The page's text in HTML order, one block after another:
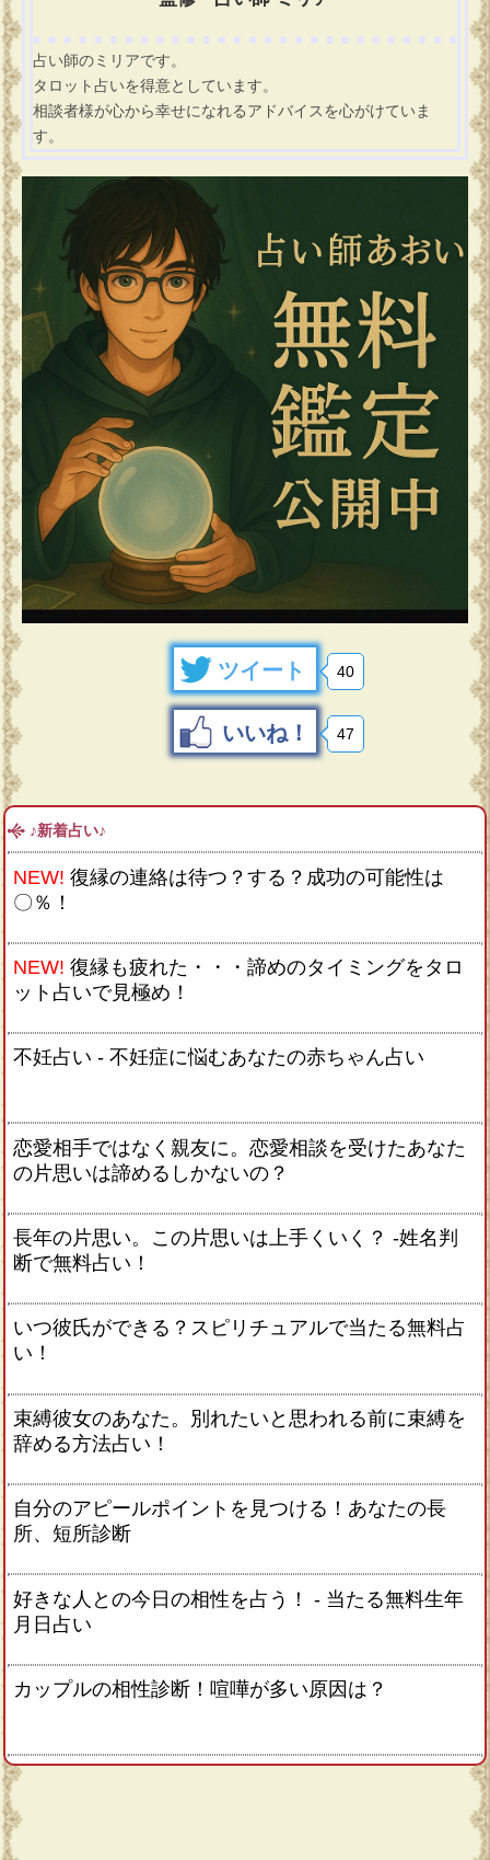
占い師のミリアです。
タロット占いを得意としています。
相談者様が心から幸せになれるアドバイスを心がけていま
す。
ツイート 40
いいね！ 47
♪新着占い♪
NEW! 復縁の連絡は待つ？する？成功の可能性は
〇％！
NEW! 復縁も疲れた・・・諦めのタイミングをタロ
ット占いで見極め！
不妊占い - 不妊症に悩むあなたの赤ちゃん占い
恋愛相手ではなく親友に。恋愛相談を受けたあなた
の片思いは諦めるしかないの？
長年の片思い。この片思いは上手くいく？ -姓名判
断で無料占い！
いつ彼氏ができる？スピリチュアルで当たる無料占
い！
束縛彼女のあなた。別れたいと思われる前に束縛を
辞める方法占い！
自分のアピールポイントを見つける！あなたの長
所、短所診断
好きな人との今日の相性を占う！ ‐ 当たる無料生年
月日占い
カップルの相性診断！喧嘩が多い原因は？